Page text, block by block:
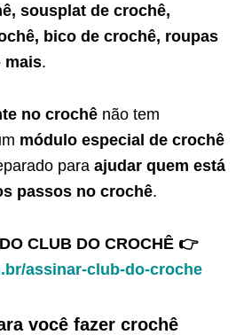
sousplat de crochê,
bico de crochê, roupas
mais.
no crochê não tem
módulo especial de crochê
para ajudar quem está
passos no crochê.
CLUB DO CROCHÊ 👉
assinar-club-do-croche
você fazer crochê